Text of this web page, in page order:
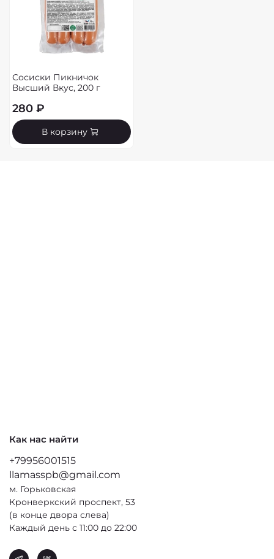
Сосиски Пикничок
Высший Вкус, 200 г
280 ₽
В корзину
Как нас найти
+79956001515
llamasspb@gmail.com
м. Горьковская
Кронверкский проспект, 53
(в конце двора слева)
Каждый день с 11:00 до 22:00